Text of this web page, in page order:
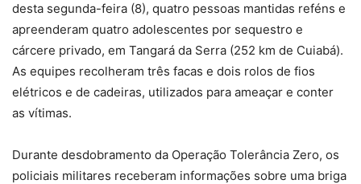
desta segunda-feira (8), quatro pessoas mantidas reféns e
apreenderam quatro adolescentes por sequestro e
cárcere privado, em Tangará da Serra (252 km de Cuiabá).
As equipes recolheram três facas e dois rolos de fios
elétricos e de cadeiras, utilizados para ameaçar e conter
as vítimas.
Durante desdobramento da Operação Tolerância Zero, os
policiais militares receberam informações sobre uma briga